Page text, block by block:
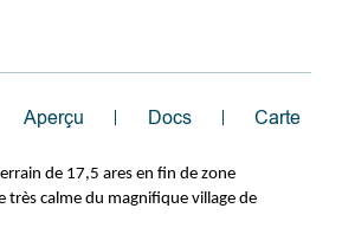
Aperçu Docs Carte
de 17,5 ares en fin de zone
très calme du magnifique village de